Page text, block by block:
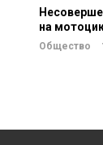
на
Общество